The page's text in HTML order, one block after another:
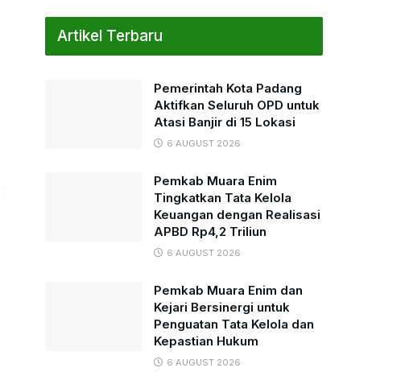
Artikel Terbaru
Pemerintah Kota Padang
Aktifkan Seluruh OPD untuk
Atasi Banjir di 15 Lokasi
6 AUGUST 2026
Pemkab Muara Enim
Tingkatkan Tata Kelola
Keuangan dengan Realisasi
APBD Rp4,2 Triliun
6 AUGUST 2026
Pemkab Muara Enim dan
Kejari Bersinergi untuk
Penguatan Tata Kelola dan
Kepastian Hukum
6 AUGUST 2026